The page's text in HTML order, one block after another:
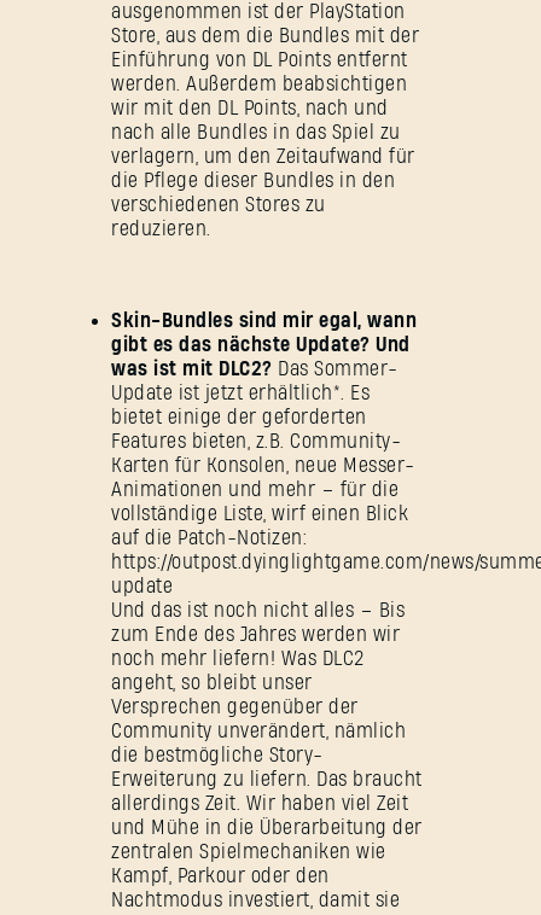
ausgenommen ist der PlayStation
Store, aus dem die Bundles mit der
Einführung von DL Points entfernt
werden. Außerdem beabsichtigen
wir mit den DL Points, nach und
nach alle Bundles in das Spiel zu
verlagern, um den Zeitaufwand für
die Pflege dieser Bundles in den
verschiedenen Stores zu
reduzieren.
Skin-Bundles sind mir egal, wann
gibt es das nächste Update? Und
was ist mit DLC2? Das Sommer-
Update ist jetzt erhältlich*. Es
bietet einige der geforderten
Features bieten, z.B. Community-
Karten für Konsolen, neue Messer-
Animationen und mehr – für die
vollständige Liste, wirf einen Blick
auf die Patch-Notizen:
https://outpost.dyinglightgame.com/news/
update
Und das ist noch nicht alles – Bis
zum Ende des Jahres werden wir
noch mehr liefern! Was DLC2
angeht, so bleibt unser
Versprechen gegenüber der
Community unverändert, nämlich
die bestmögliche Story-
Erweiterung zu liefern. Das braucht
allerdings Zeit. Wir haben viel Zeit
und Mühe in die Überarbeitung der
zentralen Spielmechaniken wie
Kampf, Parkour oder den
Nachtmodus investiert, damit sie